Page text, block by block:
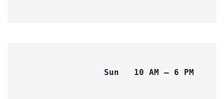
Sun 10 AM – 6 PM